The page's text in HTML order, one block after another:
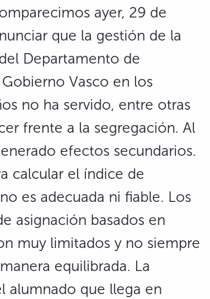
ayer, 29 de
que la gestión de la
Departamento de
Vasco en los
no ha servido, entre otras
frente a la segregación. Al
efectos secundarios.
calcular el índice de
es adecuada ni fiable. Los
asignación basados en
muy limitados y no siempre
equilibrada. La
alumnado que llega en